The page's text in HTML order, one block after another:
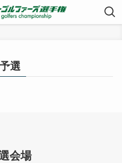
選
会場